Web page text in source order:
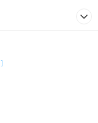
]